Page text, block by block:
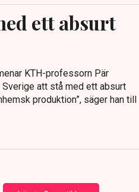
ett absurt
KTH-professorn Pär
att stå med ett absurt
produktion”, säger han till